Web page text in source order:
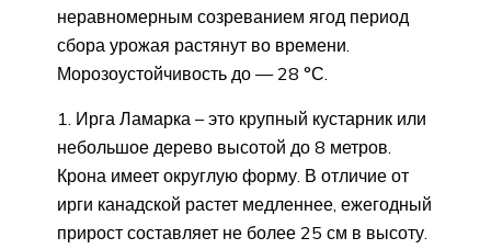
неравномерным созреванием ягод период
сбора урожая растянут во времени.
Морозоустойчивость до — 28 °С.
Ирга Ламарка – это крупный кустарник или
небольшое дерево высотой до 8 метров.
Крона имеет округлую форму. В отличие от
ирги канадской растет медленнее, ежегодный
прирост составляет не более 25 см в высоту.